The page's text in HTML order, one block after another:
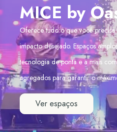
MICE by
Oferece tudo o que você precisa
impacto desejado. Espaços
tecnologia de ponta e a mais
agregados para garantir o
Ver espaços